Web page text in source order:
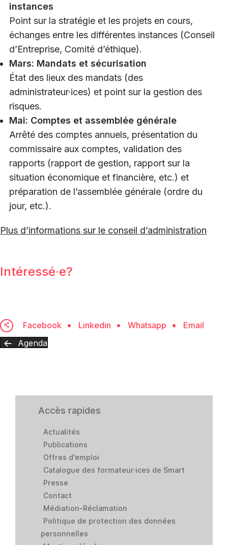
instances
Point sur la stratégie et les projets en cours,
échanges entre les différentes instances (Conseil
d’Entreprise, Comité d’éthique).
Mars: Mandats et sécurisation
État des lieux des mandats (des
administrateur·ices) et point sur la gestion des
risques.
Mai: Comptes et assemblée générale
Arrêté des comptes annuels, présentation du
commissaire aux comptes, validation des
rapports (rapport de gestion, rapport sur la
situation économique et financière, etc.) et
préparation de l’assemblée générale (ordre du
jour, etc.).
Plus d’informations sur le conseil d’administration
Intéressé·e?
Facebook Linkedin Whatsapp
Email
Agenda
Accès rapides
Actualités
Publications
Offres d'emploi
Catalogue des formateur·ices de Smart
Presse
Contact
Médiation-Réclamation
Politique de protection des données
personnelles